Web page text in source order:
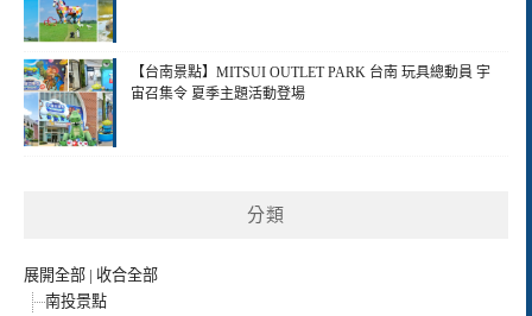
【台南景點】MITSUI OUTLET PARK 台南 玩具總動員 宇
宙召集令 夏季主題活動登場
分類
展開全部 | 收合全部
南投景點